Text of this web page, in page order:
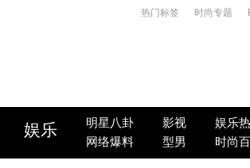
热门标签 时尚专题
娱乐 明星八卦 影视
娱乐
网络爆料
型男 时尚